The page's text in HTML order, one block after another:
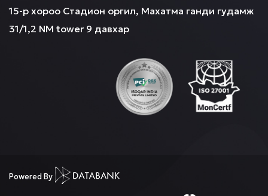
15-р хороо Стадион оргил, Махатма ганди гудамж
31/1,2 NM tower 9 давхар
Powered By